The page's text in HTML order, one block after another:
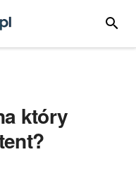
który